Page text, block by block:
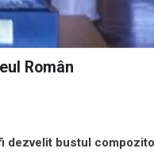
Român
dezvelit bustul